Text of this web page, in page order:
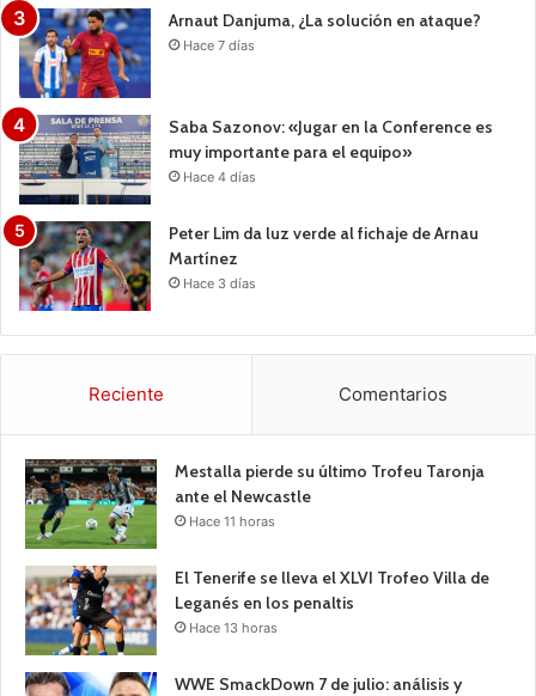
Arnaut Danjuma, ¿La solución en ataque?
Hace 7 días
Saba Sazonov: «Jugar en la Conference es
muy importante para el equipo»
Hace 4 días
Peter Lim da luz verde al fichaje de Arnau
Martínez
Hace 3 días
Reciente Comentarios
Mestalla pierde su último Trofeu Taronja
ante el Newcastle
Hace 11 horas
El Tenerife se lleva el XLVI Trofeo Villa de
Leganés en los penaltis
Hace 13 horas
WWE SmackDown 7 de julio: análisis y